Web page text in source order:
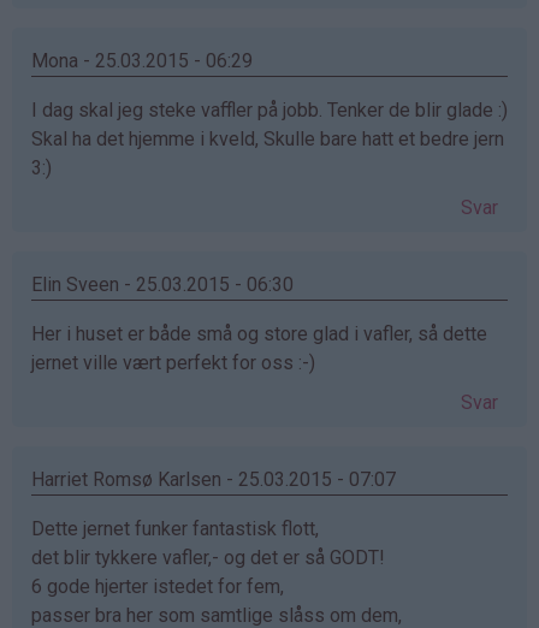
Mona - 25.03.2015 - 06:29
I dag skal jeg steke vaffler på jobb. Tenker de blir glade :)
Skal ha det hjemme i kveld, Skulle bare hatt et bedre jern
3:)
Svar
Elin Sveen - 25.03.2015 - 06:30
Her i huset er både små og store glad i vafler, så dette
jernet ville vært perfekt for oss :-)
Svar
Harriet Romsø Karlsen - 25.03.2015 - 07:07
Dette jernet funker fantastisk flott,
det blir tykkere vafler,- og det er så GODT!
6 gode hjerter istedet for fem,
passer bra her som samtlige slåss om dem,